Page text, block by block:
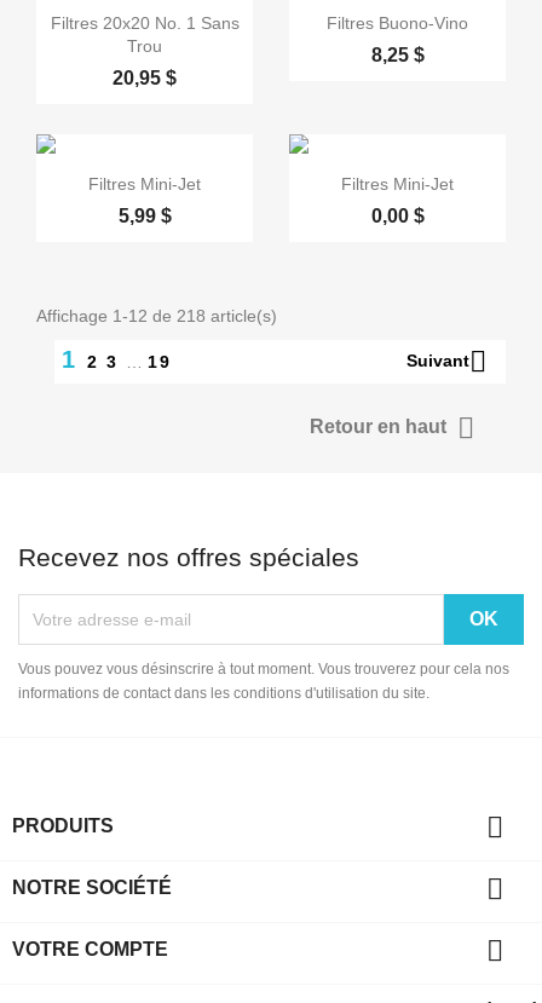
 Aperçu rapide
Filtres 20x20 No. 1 Sans
Trou
20,95 $
 Aperçu rapide
Filtres Buono-Vino
8,25 $
 Aperçu rapide
Filtres Mini-Jet
5,99 $
 Aperçu rapide
Filtres Mini-Jet
0,00 $
Affichage 1-12 de 218 article(s)
1 2 3 … 19 Suivant
Retour en haut 
Recevez nos offres spéciales
Vous pouvez vous désinscrire à tout moment. Vous trouverez pour cela nos
informations de contact dans les conditions d'utilisation du site.
PRODUITS 
NOTRE SOCIÉTÉ 
VOTRE COMPTE 